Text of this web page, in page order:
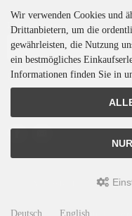
E-Mail-Adresse:
Der Newsletter kann jederzeit hier
Motoren-Israel © 2026 |
mod ified
Wir verwenden Cookies und
Drittanbietern, um die
gewährleisten, die Nutzung
ein bestmögliches
Informationen finden Sie in
Deutsch English